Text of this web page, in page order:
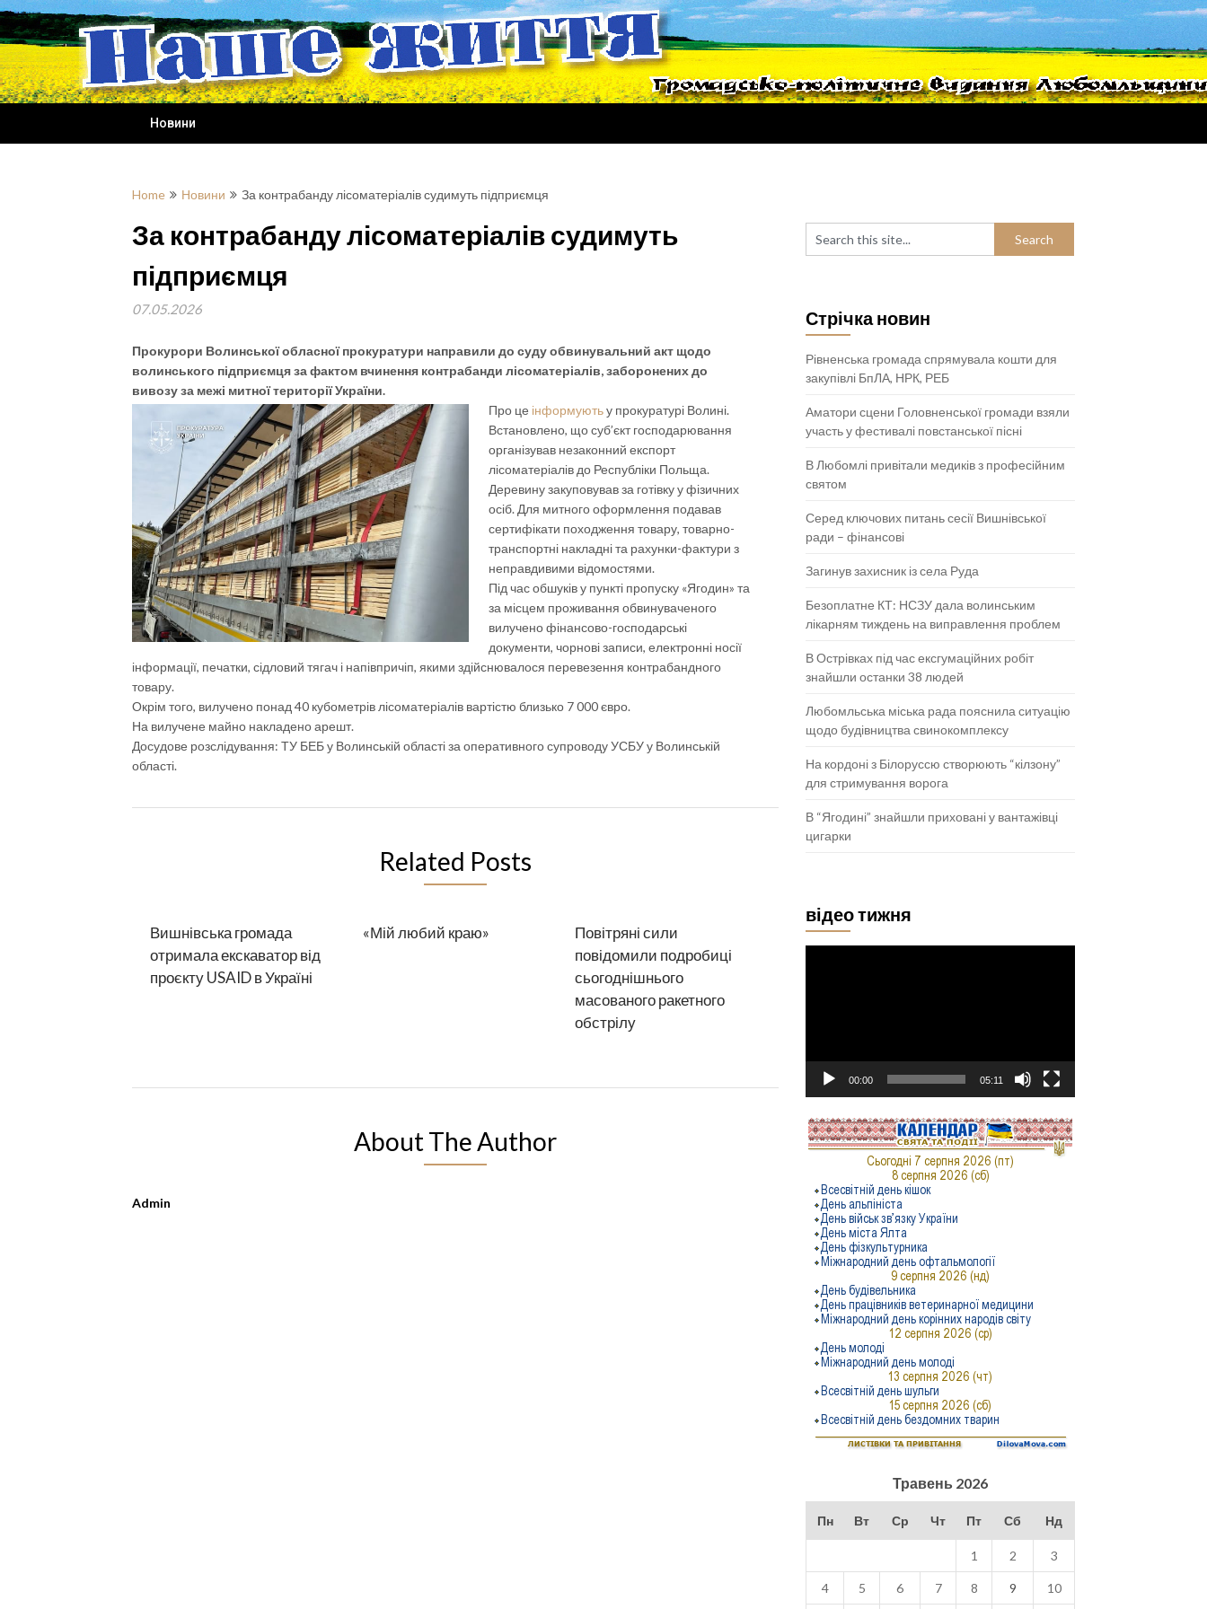
Skip
to
content
Новини
Home Новини За контрабанду лісоматеріалів судимуть підприємця
За контрабанду лісоматеріалів судимуть
підприємця
07.05.2026
Прокурори Волинської обласної прокуратури направили до суду обвинувальний акт щодо
волинського підприємця за фактом вчинення контрабанди лісоматеріалів, заборонених до
вивозу за межі митної території України.
Про це інформуютьу прокуратурі Волині.
Встановлено, що суб’єкт господарювання
організував незаконний експорт
лісоматеріалів до Республіки Польща.
Деревину закуповував за готівку у фізичних
осіб. Для митного оформлення подавав
сертифікати походження товару, товарно-
транспортні накладні та рахунки-фактури з
неправдивими відомостями.
Під час обшуків у пункті пропуску «Ягодин» та
за місцем проживання обвинуваченого
вилучено фінансово-господарські
документи, чорнові записи, електронні носії
інформації, печатки, сідловий тягач і напівпричіп, якими здійснювалося перевезення контрабандного
товару.
Окрім того, вилучено понад 40 кубометрів лісоматеріалів вартістю близько 7 000 євро.
На вилучене майно накладено арешт.
Досудове розслідування: ТУ БЕБ у Волинській області за оперативного супроводу УСБУ у Волинській
області.
Related Posts
Вишнівська громада
отримала екскаватор від
проєкту USAID в Україні
«Мій любий краю»
Повітряні сили
повідомили подробиці
сьогоднішнього
масованого ракетного
обстрілу
About The Author
Admin
Стрічка новин
Рівненська громада спрямувала кошти для
закупівлі БпЛА, НРК, РЕБ
Аматори сцени Головненської громади взяли
участь у фестивалі повстанської пісні
В Любомлі привітали медиків з професійним
святом
Серед ключових питань сесії Вишнівської
ради – фінансові
Загинув захисник із села Руда
Безоплатне КТ: НСЗУ дала волинським
лікарням тиждень на виправлення проблем
В Острівках під час ексгумаційних робіт
знайшли останки 38 людей
Любомльська міська рада пояснила ситуацію
щодо будівництва свинокомплексу
На кордоні з Білоруссю створюють “кілзону”
для стримування ворога
В “Ягодині” знайшли приховані у вантажівці
цигарки
відео тижня
00:00 05:11
Травень 2026
Пн Вт Ср Чт Пт Сб Нд
1 2 3
4 5 6 7 8 9 10